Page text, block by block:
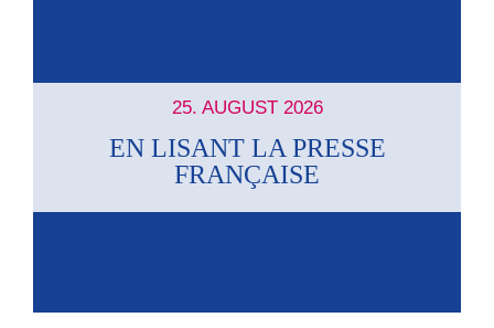
25. AUGUST 2026
EN LISANT LA PRESSE
FRANÇAISE